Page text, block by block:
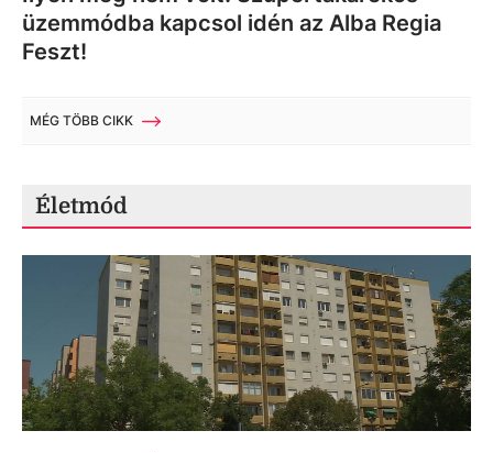
üzemmódba kapcsol idén az Alba Regia
Feszt!
MÉG TÖBB CIKK
Életmód